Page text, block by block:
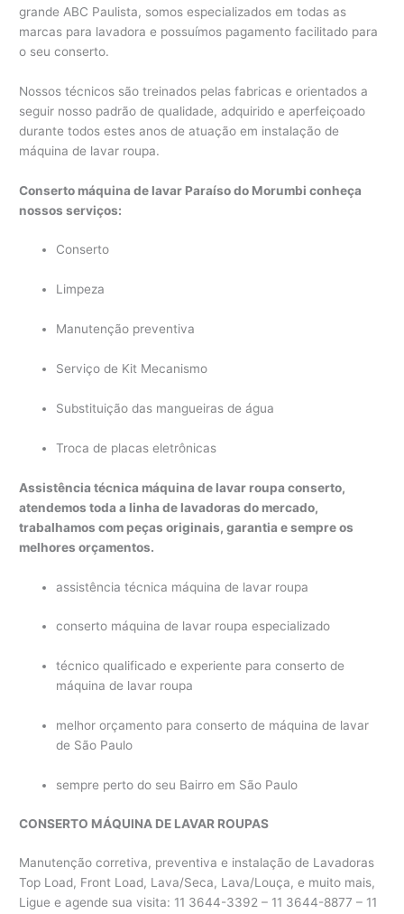
grande ABC Paulista, somos especializados em todas as
marcas para lavadora e possuímos pagamento facilitado para
o seu conserto.
Nossos técnicos são treinados pelas fabricas e orientados a
seguir nosso padrão de qualidade, adquirido e aperfeiçoado
durante todos estes anos de atuação em instalação de
máquina de lavar roupa.
Conserto máquina de lavar Paraíso do Morumbi conheça
nossos serviços:
Conserto
Limpeza
Manutenção preventiva
Serviço de Kit Mecanismo
Substituição das mangueiras de água
Troca de placas eletrônicas
Assistência técnica máquina de lavar roupa conserto,
atendemos toda a linha de lavadoras do mercado,
trabalhamos com peças originais, garantia e sempre os
melhores orçamentos.
assistência técnica máquina de lavar roupa
conserto máquina de lavar roupa especializado
técnico qualificado e experiente para conserto de
máquina de lavar roupa
melhor orçamento para conserto de máquina de lavar
de São Paulo
sempre perto do seu Bairro em São Paulo
CONSERTO MÁQUINA DE LAVAR ROUPAS
Manutenção corretiva, preventiva e instalação de Lavadoras
Top Load, Front Load, Lava/Seca, Lava/Louça, e muito mais,
Ligue e agende sua visita: 11 3644-3392 – 11 3644-8877 – 11